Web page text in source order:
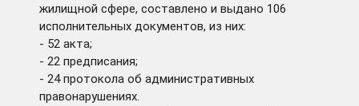
жилищной сфере, составлено и выдано 106
исполнительных документов, из них:
- 52 акта;
- 22 предписания;
- 24 протокола об административных
правонарушениях.